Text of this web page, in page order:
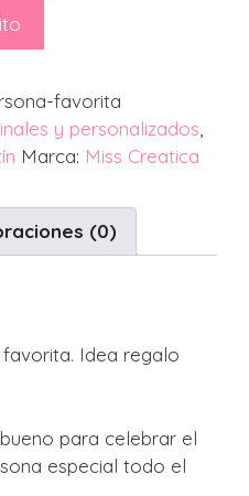
favorita
y personalizados
Marca: Miss Creatica
(0)
Idea regalo
para celebrar el
especial todo el